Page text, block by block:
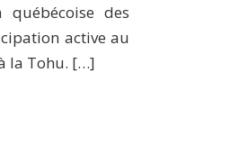
des
active au
la Tohu. […]